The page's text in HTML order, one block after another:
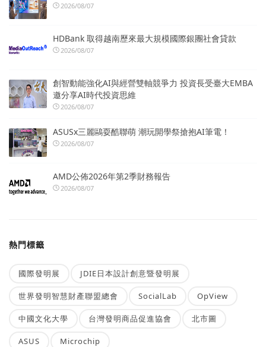
2026/08/07
HDBank 取得越南歷來最大規模國際銀團社會貸款
2026/08/07
創智動能強化AI與經營雙軸競爭力 投資長受臺大EMBA
邀分享AI時代投資思維
2026/08/07
ASUSx三麗鷗耍酷聯萌 潮玩開學祭搶抱AI筆電！
2026/08/07
AMD公佈2026年第2季財務報告
2026/08/07
熱門標籤
國際發明展 JDIE日本設計創意暨發明展
世界發明智慧財產聯盟總會 SocialLab OpView
中國文化大學 台灣發明商品促進協會 北市圖
ASUS Microchip